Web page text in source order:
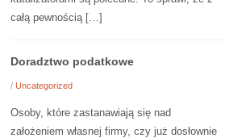
całą pewnością […]
Doradztwo podatkowe
/Uncategorized
Osoby, które zastanawiają się nad
założeniem własnej firmy, czy już dosłownie